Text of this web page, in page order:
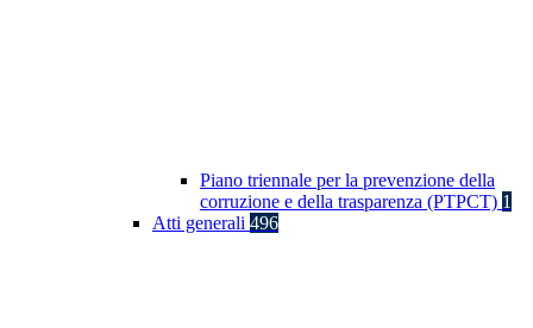
Piano triennale per la prevenzione della
corruzione e della trasparenza (PTPCT) 1
Atti generali 496